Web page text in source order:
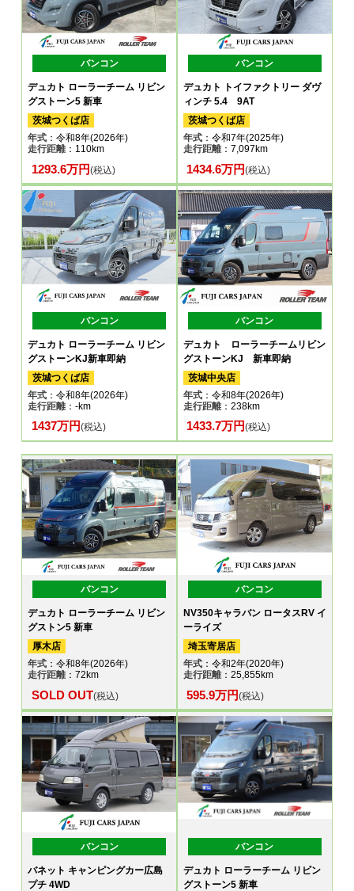
バンコン
デュカト ローラーチーム リビン
グストーン5 新車
茨城つくば店
年式 ：令和8年(2026年)
走行距離：110km
1293.6万円(税込)
バンコン
デュカト トイファクトリー ダヴ
ィンチ 5.4 9AT
茨城つくば店
年式：令和7年(2025年)
走行距離：7,097km
1434.6万円(税込)
バンコン
デュカト ローラーチーム リビン
グストーンKJ新車即納
茨城つくば店
年式 ：令和8年(2026年)
走行距離：-km
1437万円(税込)
バンコン
デュカト ローラーチームリビン
グストーンKJ 新車即納
茨城中央店
年式：令和8年(2026年)
走行距離：238km
1433.7万円(税込)
バンコン
デュカト ローラーチーム リビン
グストン5 新車
厚木店
年式 ：令和8年(2026年)
走行距離：72km
SOLD OUT(税込)
バンコン
NV350キャラバン ロータスRV イ
ーライズ
埼玉寄居店
年式：令和2年(2020年)
走行距離：25,855km
595.9万円(税込)
バンコン
バネット キャンピングカー広島
プチ 4WD
バンコン
デュカト ローラーチーム リビン
グストーン5 新車